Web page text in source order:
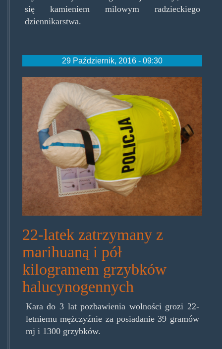
się kamieniem milowym radzieckiego
dziennikarstwa.
29 Październik, 2016 - 09:30
koscierzynagrzybki.jpg
22-latek zatrzymany z
marihuaną i pół
kilogramem grzybków
halucynogennych
Kara do 3 lat pozbawienia wolności grozi 22-
letniemu mężczyźnie za posiadanie 39 gramów
mj i 1300 grzybków.